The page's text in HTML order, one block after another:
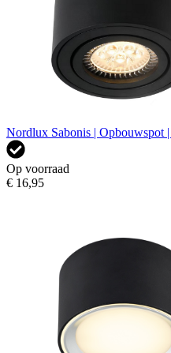
Nordlux Sabonis | Opbouwspot
Op voorraad
€ 16,95